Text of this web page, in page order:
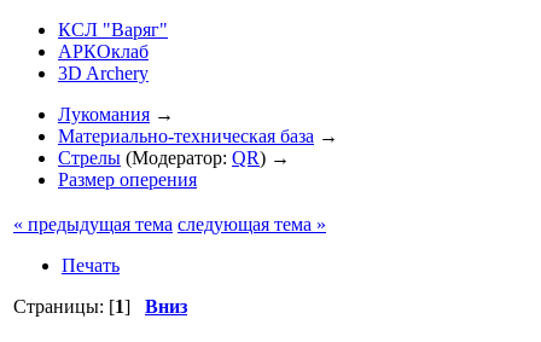
КСЛ "Варяг"
АРКОклаб
3D Archery
Лукомания →
Материально-техническая база →
Стрелы (Модератор: QR) →
Размер оперения
« предыдущая тема следующая тема »
Печать
Страницы: [1] Вниз